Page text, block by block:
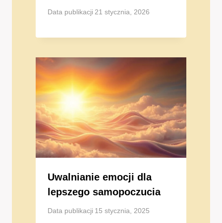
Data publikacji 21 stycznia, 2026
Uwalnianie emocji dla
lepszego samopoczucia
Data publikacji 15 stycznia, 2025